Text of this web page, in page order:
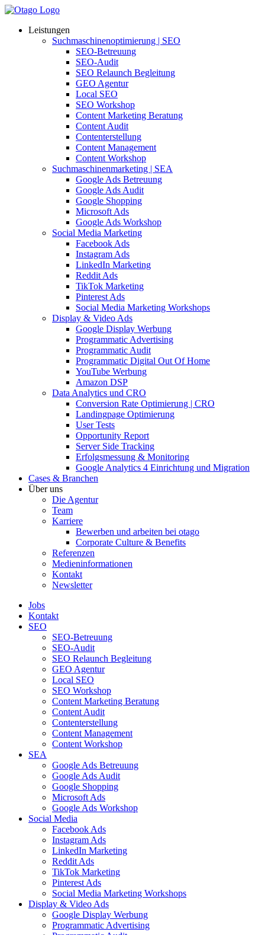
Leistungen
Suchmaschinenoptimierung | SEO
SEO-Betreuung
SEO-Audit
SEO Relaunch Begleitung
GEO Agentur
Local SEO
SEO Workshop
Content Marketing Beratung
Content Audit
Contenterstellung
Content Management
Content Workshop
Suchmaschinenmarketing | SEA
Google Ads Betreuung
Google Ads Audit
Google Shopping
Microsoft Ads
Google Ads Workshop
Social Media Marketing
Facebook Ads
Instagram Ads
LinkedIn Marketing
Reddit Ads
TikTok Marketing
Pinterest Ads
Social Media Marketing Workshops
Display & Video Ads
Google Display Werbung
Programmatic Advertising
Programmatic Audit
Programmatic Digital Out Of Home
YouTube Werbung
Amazon DSP
Data Analytics und CRO
Conversion Rate Optimierung | CRO
Landingpage Optimierung
User Tests
Opportunity Report
Server Side Tracking
Erfolgsmessung & Monitoring
Google Analytics 4 Einrichtung und Migration
Cases & Branchen
Über uns
Die Agentur
Team
Karriere
Bewerben und arbeiten bei otago
Corporate Culture & Benefits
Referenzen
Medieninformationen
Kontakt
Newsletter
Jobs
Kontakt
SEO
SEO-Betreuung
SEO-Audit
SEO Relaunch Begleitung
GEO Agentur
Local SEO
SEO Workshop
Content Marketing Beratung
Content Audit
Contenterstellung
Content Management
Content Workshop
SEA
Google Ads Betreuung
Google Ads Audit
Google Shopping
Microsoft Ads
Google Ads Workshop
Social Media
Facebook Ads
Instagram Ads
LinkedIn Marketing
Reddit Ads
TikTok Marketing
Pinterest Ads
Social Media Marketing Workshops
Display & Video Ads
Google Display Werbung
Programmatic Advertising